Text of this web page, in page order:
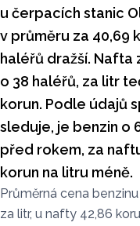
u čerpacích stanic
v průměru za 40,69
haléřů dražší.
o 38 haléřů, za litr
korun. Podle údajů
sleduje, je benzin o
před rokem, za
korun na litru méně.
Průměrná cena
za litr, u nafty 42,86